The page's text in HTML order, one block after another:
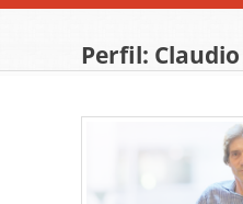
Perfil: